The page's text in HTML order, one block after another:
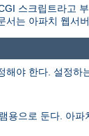
스크립트라고
는 아파치 웹서
야 한다. 설정하
용으로 둔다. 아